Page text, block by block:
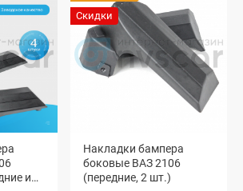
и
Скидки
Накладки бампера
боковые ВАЗ 2106
(передние, 2 шт.)